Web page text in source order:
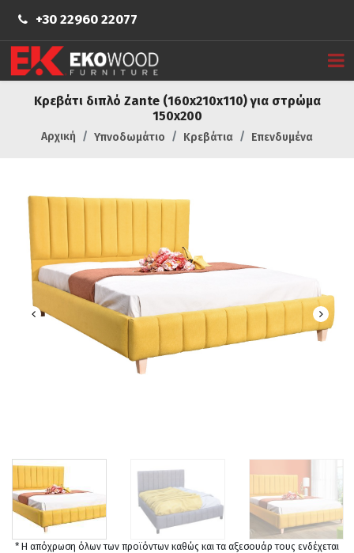
+30 22960 22077
Κρεβάτι διπλό Zante (160x210x110) για στρώμα
150x200
Αρχική Υπνοδωμάτιο Κρεβάτια Επενδυμένα
* Η απόχρωση όλων των προϊόντων καθώς και τα αξεσουάρ τους ενδέχεται